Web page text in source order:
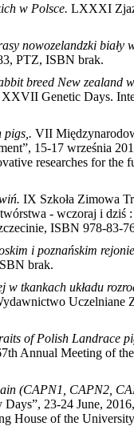
w Polsce. LXXXI
nowozelandzki biały
PTZ, ISBN brak.
breed New zealand
Genetic Days.
pigs,. VII
15-17 września
researches for the
IX Szkoła Zimowa
- wczoraj i dziś :
ISBN 978-83-
i poznańskim
brak.
tkankach układu
Uczelniane
of Polish Landrace
Annual Meeting of
(CAPN1, CAPN2,
23-24 June,
House of the